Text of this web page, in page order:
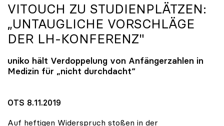
VITOUCH ZU STUDIENPLÄTZEN:
„UNTAUGLICHE VORSCHLÄGE
DER LH-KONFERENZ"
uniko hält Verdoppelung von Anfängerzahlen in
Medizin für „nicht durchdacht“
OTS 8.11.2019
Auf heftigen Widerspruch stoßen in der